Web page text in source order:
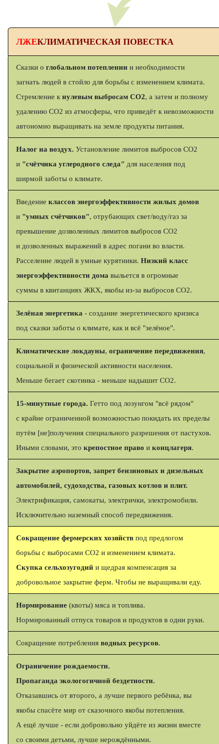
ЛЖЕКЛИМАТИЧЕСКАЯ ПОВЕСТКА
Сказки о глобальном потеплении и необходимости
загнать людей в стойло для борьбы с изменением климата.
Стремление к нулевым выбросам CO2, а затем и полному
удалению CO2 из атмосферы, что приведёт к невозможности
автономно выращивать на земле продукты питания.
Налог на воздух. Установление лимитов выбросов СО2
и "счётчика углеродного следа" для населения под
ширмой заботы о климате.
Введение классов энергоэффективности жилых домов
и "умных счётчиков", отрубающих свет/воду/газ за
превышение дозволенных лимитов выбросов СО2
и дозволенных выражений в адрес погани во власти.
Расселение людей в умные курятники. Низкий класс
энергоэффективности дома выльется в огромные
суммы в квитанциях ЖКХ, якобы из-за выбросов СО2.
Зелёная энергетика - создание энергетического кризиса
под сказки заботы о климате, как и всё "зелёное".
Климатические локдауны, ограничение передвижения,
социальной и физической активности населения.
Меньше бегает скотинка - меньше надышит СО2.
15-минутные города. Гетто под лозунгом "всё рядом"
с крайне ограниченной возможностью покидать их пределы
путём [не]получения специального разрешения от пастухов.
Иными словами, это крепостное право и концлагеря.
Закрытие аэропортов, запрет бензиновых и дизельных
автомобилей, судоходства, газовых котлов и плит.
Электрификация, самокаты, электрички, электромобили.
Исключительно наземный способ передвижения.
Сокращение фермерских хозяйств под предлогом
борьбы с выбросами СО2 и изменением климата.
Cкупка сельхозугодий и щедрая компенсация за
добровольное закрытие ферм. Чтобы не выращивали еду.
Нормирование (квоты) мяса и топлива.
Нормированный отпуск товаров и продуктов в одни руки.
Сокращение потребления водных ресурсов.
Ограничение рождаемости.
Пропаганда экологогичной бездетности.
Отказавшись от второго, а лучше первого ребёнка, вы
якобы спасёте мир от сказочного якобы потепления.
А ещё лучше - если добровольно уйдёте из жизни вместе
со своими детьми, лучше нерождёнными.